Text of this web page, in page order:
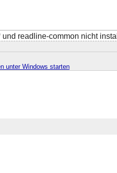
readline-common nicht
unter Windows starten